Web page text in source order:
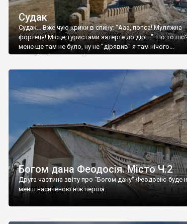
Судак
Судак... Вже чую крики в спину: "Ааа, попса! Муляжна
фортеця! Місце,туристами затерте до дір!..." Но то
мене ще там не було, ну не "дірявив" я там нічого...
принаймні до цього літа.
Богом дана Феодосія. Місто Ч.2
Друга частина звіту про "Богом дану" Феодосію буде
менш насиченою ніж перша.